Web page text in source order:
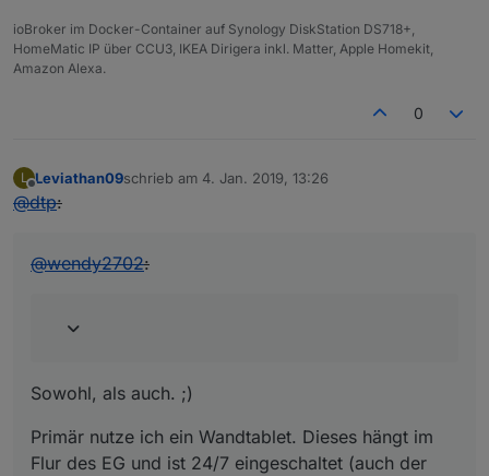
ioBroker im Docker-Container auf Synology DiskStation DS718+,
HomeMatic IP über CCU3, IKEA Dirigera inkl. Matter, Apple Homekit,
Amazon Alexa.
0
L
Offline
Leviathan09schrieb am 4. Jan. 2019, 13:26
zuletzt editiert von
@dtp:
@wendy2702:
Sowohl, als auch. ;)
Primär nutze ich ein Wandtablet. Dieses hängt im
Flur des EG und ist 24/7 eingeschaltet (auch der